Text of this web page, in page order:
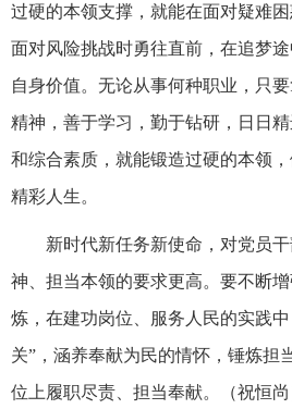
过硬的本领支撑，就能在面对疑难
面对风险挑战时勇往直前，在追梦
自身价值。无论从事何种职业，只
精神，善于学习，勤于钻研，日日
和综合素质，就能锻造过硬的本领
精彩人生。
新时代新任务新使命，对党员
神、担当本领的要求更高。要不断
炼，在建功岗位、服务人民的实践
关”，涵养奉献为民的情怀，锤炼担
位上履职尽责、担当奉献。（祝恒尚